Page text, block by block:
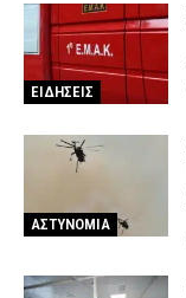
ΕΙΔΗΣΕΙΣ
ΑΣΤΥΝΟΜΙΑ